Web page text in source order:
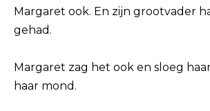
Margaret ook. En zijn grootvader
gehad.
Margaret zag het ook en sloeg
haar mond.